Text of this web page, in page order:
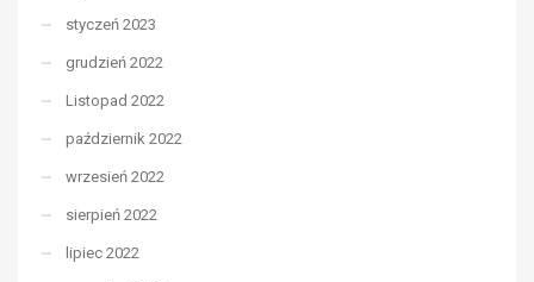
styczeń 2023
grudzień 2022
Listopad 2022
październik 2022
wrzesień 2022
sierpień 2022
lipiec 2022